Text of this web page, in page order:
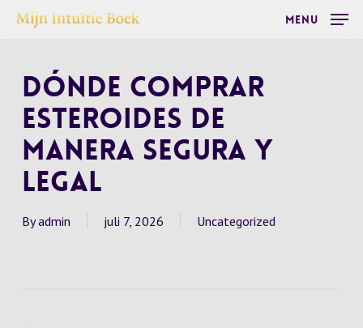
Skip
content
Menu
Dónde Comprar
Esteroides de
Manera Segura y
Legal
By admin juli 7, 2026 Uncategorized